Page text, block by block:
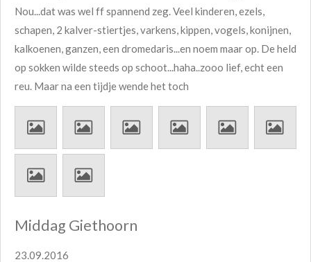
Nou...dat was wel ff spannend zeg. Veel kinderen, ezels,
schapen, 2 kalver-stiertjes, varkens, kippen, vogels, konijnen,
kalkoenen, ganzen, een dromedaris...en noem maar op. De held
op sokken wilde steeds op schoot...haha..zooo lief, echt een
reu. Maar na een tijdje wende het toch
Middag Giethoorn
23.09.2016